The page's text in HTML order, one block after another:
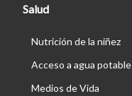
Salud
Nutrición de la niñez
Acceso a agua potable
Medios de Vida